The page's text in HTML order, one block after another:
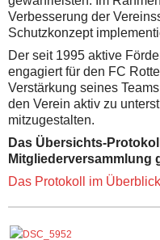
Verbesserung der
Schutzkonzept
Der seit 1995 aktive
engagiert für den FC
Verstärkung seines
den Verein aktiv zu
mitzugestalten.
Das Übersichts-
Mitgliederversammlung
Das Protokoll im Überblick